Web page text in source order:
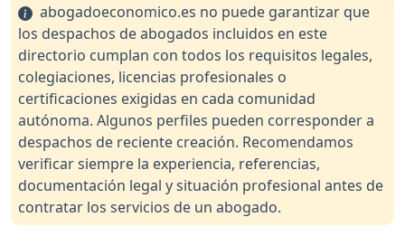
abogadoeconomico.es no puede garantizar que
los despachos de abogados incluidos en este
directorio cumplan con todos los requisitos legales,
colegiaciones, licencias profesionales o
certificaciones exigidas en cada comunidad
autónoma. Algunos perfiles pueden corresponder a
despachos de reciente creación. Recomendamos
verificar siempre la experiencia, referencias,
documentación legal y situación profesional antes de
contratar los servicios de un abogado.